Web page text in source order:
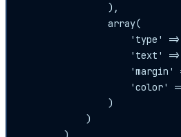
                ),
                array(
'type' =>
'text'
'margin'
'color'
                )
            )